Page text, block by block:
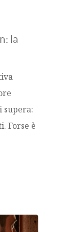
la
supera:
Forse è